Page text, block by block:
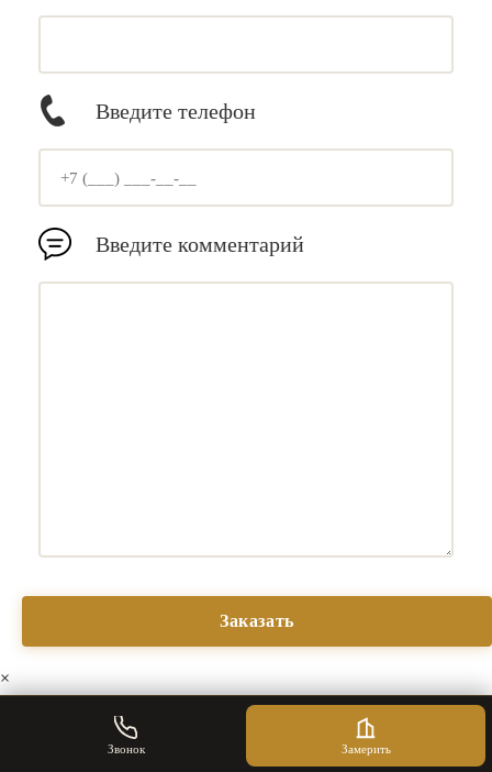
Введите телефон
Введите комментарий
×
Звонок Замерить